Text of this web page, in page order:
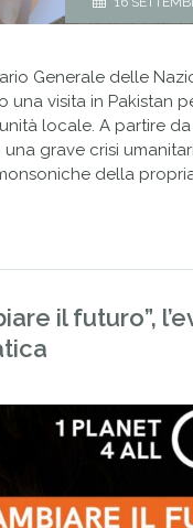
Generale delle
una visita in Pakistan
locale. A partire
una grave crisi
della
il futuro”,